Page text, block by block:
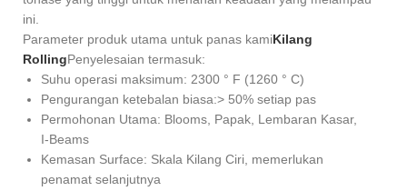
ini.
Parameter produk utama untuk panas kamiKilang
RollingPenyelesaian termasuk:
Suhu operasi maksimum: 2300 ° F (1260 ° C)
Pengurangan ketebalan biasa:> 50% setiap pas
Permohonan Utama: Blooms, Papak, Lembaran Kasar,
I-Beams
Kemasan Surface: Skala Kilang Ciri, memerlukan
penamat selanjutnya